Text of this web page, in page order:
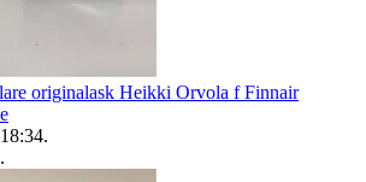
originalask Heikki Orvola f Finnair
.
.